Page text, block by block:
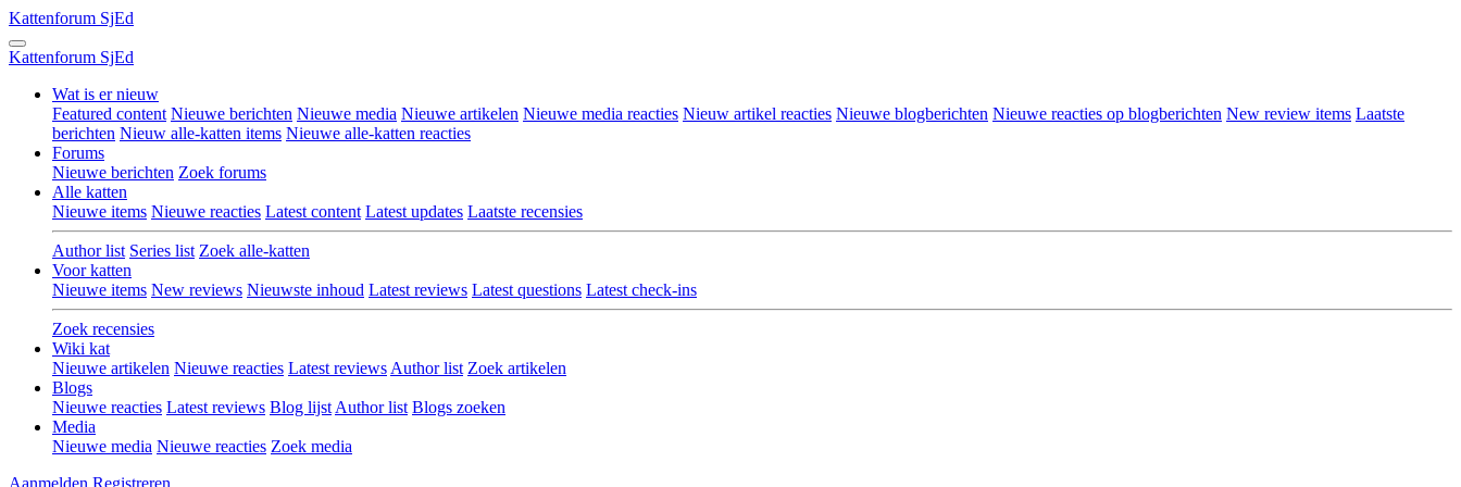
Kattenforum SjEd
Kattenforum SjEd
Wat is er nieuw
Featured content Nieuwe berichten Nieuwe media Nieuwe artikelen Nieuwe media reacties Nieuw artikel reacties Nieuwe blogberichten Nieuwe reacties op blogberichten New review items Laatste
berichten Nieuw alle-katten items Nieuwe alle-katten reacties
Forums
Nieuwe berichten Zoek forums
Alle katten
Nieuwe items Nieuwe reacties Latest content Latest updates Laatste recensies
Author list Series list Zoek alle-katten
Voor katten
Nieuwe items New reviews Nieuwste inhoud Latest reviews Latest questions Latest check-ins
Zoek recensies
Wiki kat
Nieuwe artikelen Nieuwe reacties Latest reviews Author list Zoek artikelen
Blogs
Nieuwe reacties Latest reviews Blog lijst Author list Blogs zoeken
Media
Nieuwe media Nieuwe reacties Zoek media
Aanmelden Registreren